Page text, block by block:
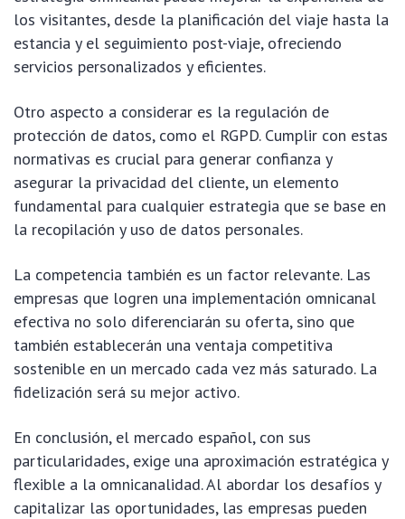
los visitantes, desde la planificación del viaje hasta la
estancia y el seguimiento post-viaje, ofreciendo
servicios personalizados y eficientes.
Otro aspecto a considerar es la regulación de
protección de datos, como el RGPD. Cumplir con estas
normativas es crucial para generar confianza y
asegurar la privacidad del cliente, un elemento
fundamental para cualquier estrategia que se base en
la recopilación y uso de datos personales.
La competencia también es un factor relevante. Las
empresas que logren una implementación omnicanal
efectiva no solo diferenciarán su oferta, sino que
también establecerán una ventaja competitiva
sostenible en un mercado cada vez más saturado. La
fidelización será su mejor activo.
En conclusión, el mercado español, con sus
particularidades, exige una aproximación estratégica y
flexible a la omnicanalidad. Al abordar los desafíos y
capitalizar las oportunidades, las empresas pueden